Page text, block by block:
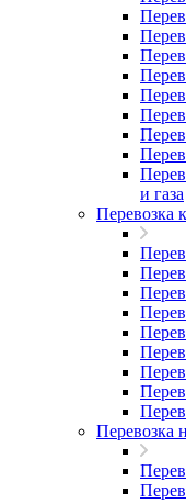
и газа
Перевозка
Перевозка